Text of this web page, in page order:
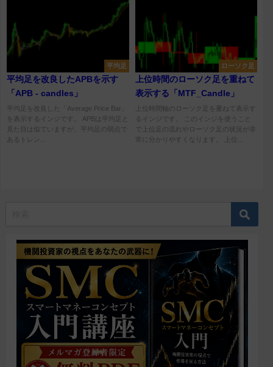
平均足
平均足を改良したAPBを示す
「APB - candles」
平均足を改良した「Average Price Bar」
を表示するインジです。 APBは平均足と
見た目は似ていますが、平均足の弱点で
あるトレン...
ローソク足
上位時間のローソク足を重ねて
表示する「MTF_Candle」
上位時間軸のローソク足を重ねて表示す
るインジです。 このインジを使うこと
で上位足の流れやローソク足の状況が非
常に分かりやすくなります。 上位...